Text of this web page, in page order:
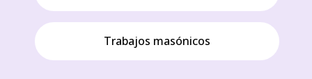
Trabajos masónicos